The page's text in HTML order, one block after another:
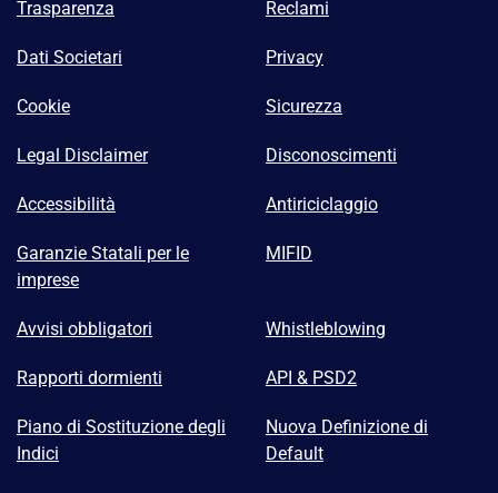
Trasparenza Reclami
Dati Societari Privacy
Cookie Sicurezza
Legal Disclaimer Disconoscimenti
Accessibilità Antiriciclaggio
Garanzie Statali per le
imprese
MIFID
Avvisi obbligatori Whistleblowing
Rapporti dormienti API & PSD2
Piano di Sostituzione degli
Indici
Nuova Definizione di
Default